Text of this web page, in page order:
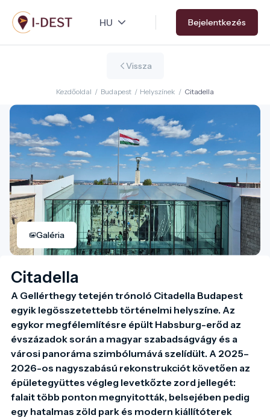
Ugrás
a
tartalomra
Bejelentkezés
Vissza
Kezdőoldal / Budapest / Helyszínek / Citadella
Galéria
Citadella
A Gellérthegy tetején trónoló Citadella Budapest
egyik legösszetettebb történelmi helyszíne. Az
egykor megfélemlítésre épült Habsburg-erőd az
évszázadok során a magyar szabadságvágy és a
városi panoráma szimbólumává szelídült. A 2025–
2026-os nagyszabású rekonstrukciót követően az
épületegyüttes végleg levetkőzte zord jellegét:
falait több ponton megnyitották, belsejében pedig
egy hatalmas zöld park és modern kiállítóterek